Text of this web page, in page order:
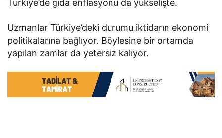
Türkiye’de gıda enflasyonu da yükselişte.
Uzmanlar Türkiye’deki durumu iktidarın ekonomi
politikalarına bağlıyor. Böylesine bir ortamda
yapılan zamlar da yetersiz kalıyor.